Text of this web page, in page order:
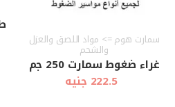
سمارت هوم => مواد اللصق والعزل
والشحم
غراء ضغوط سمارت 250 جم
222.5 جنيه